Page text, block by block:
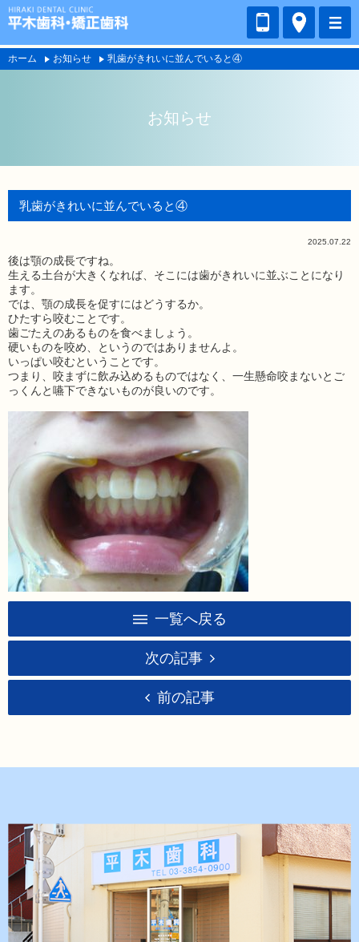
ホーム お知らせ 乳歯がきれいに並んでいると④
お知らせ
乳歯がきれいに並んでいると④
2025.07.22
後は顎の成長ですね。
生える土台が大きくなれば、そこには歯がきれいに並ぶことになり
ます。
では、顎の成長を促すにはどうするか。
ひたすら咬むことです。
歯ごたえのあるものを食べましょう。
硬いものを咬め、というのではありませんよ。
いっぱい咬むということです。
つまり、咬まずに飲み込めるものではなく、一生懸命咬まないとご
っくんと嚥下できないものが良いのです。
一覧へ戻る
次の記事
前の記事